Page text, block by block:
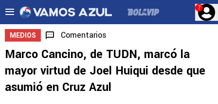
?
MEDIOS Comentarios
Marco Cancino, de TUDN, marcó la
mayor virtud de Joel Huiqui desde que
asumió en Cruz Azul